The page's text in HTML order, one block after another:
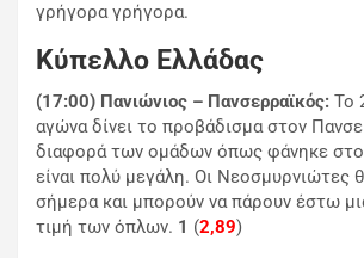
γρήγορα γρήγορα.
Κύπελλο Ελλάδας
(17:00) Πανιώνιος – Πανσερραϊκός: Το
αγώνα δίνει το προβάδισμα στον
διαφορά των ομάδων όπως φάνηκε
είναι πολύ μεγάλη. Οι Νεοσμυρνιώτες
σήμερα και μπορούν να πάρουν έστω
τιμή των όπλων. 1 (2,89)